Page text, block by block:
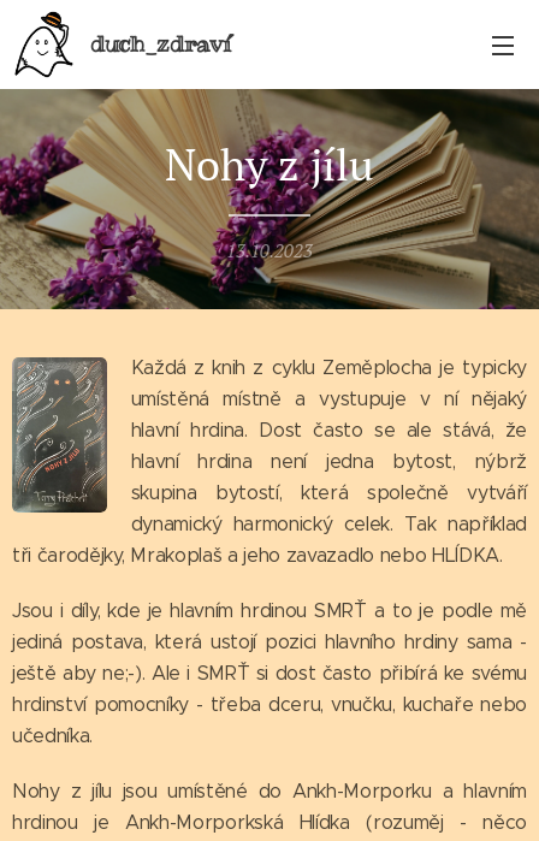
duch_zdraví
Nohy z jílu
13.10.2023
Každá z knih z cyklu Zeměplocha je typicky
umístěná místně a vystupuje v ní nějaký
hlavní hrdina. Dost často se ale stává, že
hlavní hrdina není jedna bytost, nýbrž
skupina bytostí, která společně vytváří
dynamický harmonický celek. Tak například
tři čarodějky, Mrakoplaš a jeho zavazadlo nebo HLÍDKA.
Jsou i díly, kde je hlavním hrdinou SMRŤ a to je podle mě
jediná postava, která ustojí pozici hlavního hrdiny sama -
ještě aby ne;-). Ale i SMRŤ si dost často přibírá ke svému
hrdinství pomocníky - třeba dceru, vnučku, kuchaře nebo
učedníka.
Nohy z jílu jsou umístěné do Ankh-Morporku a hlavním
hrdinou je Ankh-Morporkská Hlídka (rozuměj - něco